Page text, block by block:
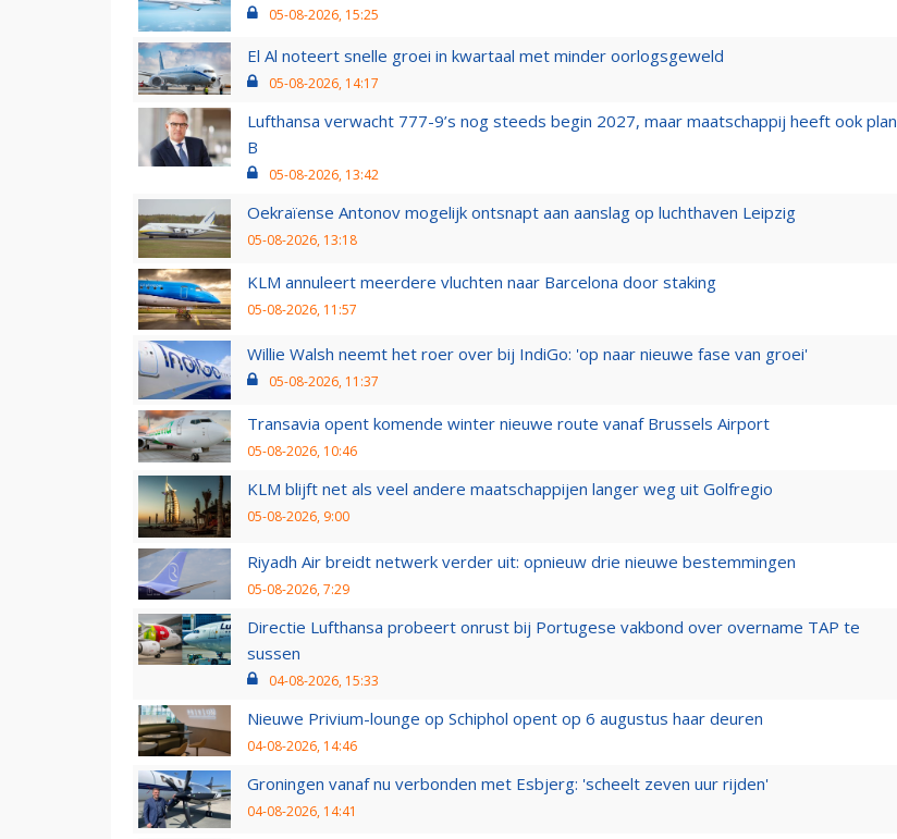
05-08-2026, 15:25
El Al noteert snelle groei in kwartaal met minder oorlogsgeweld
05-08-2026, 14:17
Lufthansa verwacht 777-9’s nog steeds begin 2027, maar maatschappij heeft ook plan
B
05-08-2026, 13:42
Oekraïense Antonov mogelijk ontsnapt aan aanslag op luchthaven Leipzig
05-08-2026, 13:18
KLM annuleert meerdere vluchten naar Barcelona door staking
05-08-2026, 11:57
Willie Walsh neemt het roer over bij IndiGo: 'op naar nieuwe fase van groei'
05-08-2026, 11:37
Transavia opent komende winter nieuwe route vanaf Brussels Airport
05-08-2026, 10:46
KLM blijft net als veel andere maatschappijen langer weg uit Golfregio
05-08-2026, 9:00
Riyadh Air breidt netwerk verder uit: opnieuw drie nieuwe bestemmingen
05-08-2026, 7:29
Directie Lufthansa probeert onrust bij Portugese vakbond over overname TAP te
sussen
04-08-2026, 15:33
Nieuwe Privium-lounge op Schiphol opent op 6 augustus haar deuren
04-08-2026, 14:46
Groningen vanaf nu verbonden met Esbjerg: 'scheelt zeven uur rijden'
04-08-2026, 14:41